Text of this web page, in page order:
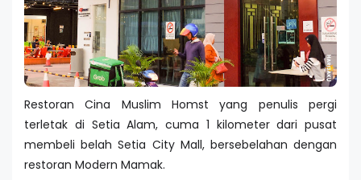
Restoran Cina Muslim Homst yang penulis pergi
terletak di Setia Alam, cuma 1 kilometer dari pusat
membeli belah Setia City Mall, bersebelahan dengan
restoran Modern Mamak.